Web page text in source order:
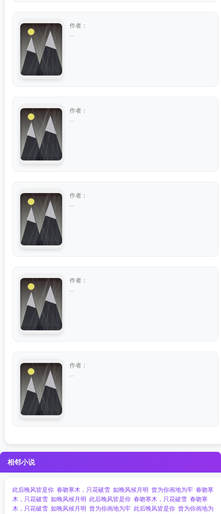
作者：
作者：
作者：
作者：
作者：
相邻小说
此后晚风皆是你 春吻寒木，只花破雪 如晚风候月明 曾为你画地为牢 春吻寒
木，只花破雪 如晚风候月明 此后晚风皆是你 春吻寒木，只花破雪 春吻寒
木，只花破雪 如晚风候月明 曾为你画地为牢 此后晚风皆是你 曾为你画地为